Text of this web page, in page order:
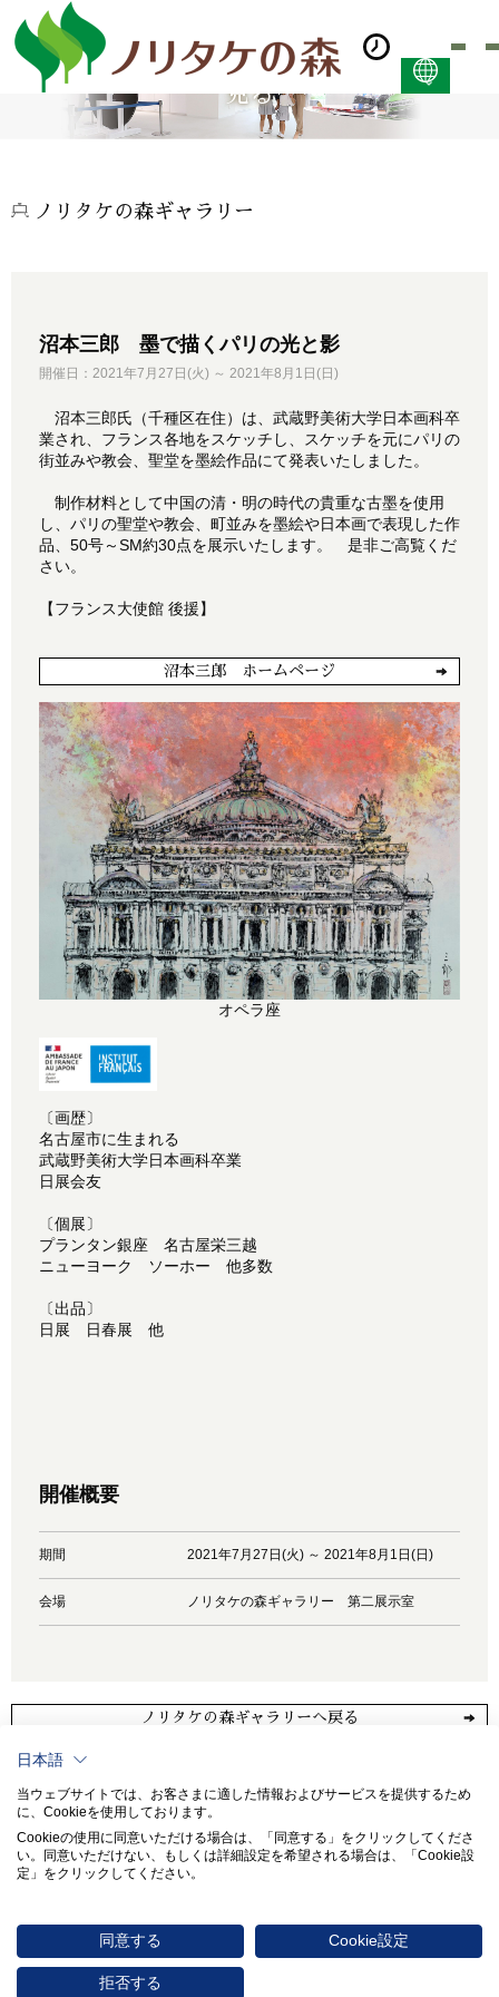
한국어 (PDF:609KB)
見る
ノリタケの森ギャラリー
沼本三郎 墨で描くパリの光と影
開催日：2021年7月27日(火) ～ 2021年8月1日(日)
沼本三郎氏（千種区在住）は、武蔵野美術大学日本画科卒
業され、フランス各地をスケッチし、スケッチを元にパリの
街並みや教会、聖堂を墨絵作品にて発表いたしました。
制作材料として中国の清・明の時代の貴重な古墨を使用
し、パリの聖堂や教会、町並みを墨絵や日本画で表現した作
品、50号～SM約30点を展示いたします。 是非ご高覧くだ
さい。
【フランス大使館 後援】
沼本三郎 ホームページ
オペラ座
〔画歴〕
名古屋市に生まれる
武蔵野美術大学日本画科卒業
日展会友
〔個展〕
プランタン銀座 名古屋栄三越
ニューヨーク ソーホー 他多数
〔出品〕
日展 日春展 他
開催概要
期間 2021年7月27日(火) ～ 2021年8月1日(日)
会場 ノリタケの森ギャラリー 第二展示室
ノリタケの森ギャラリーへ戻る
〒451-8501 愛知県名古屋市西区則武新町3-1-36
0570-017114
日本語
当ウェブサイトでは、お客さまに適した情報およびサービスを提供するため
に、Cookieを使用しております。
Cookieの使用に同意いただける場合は、「同意する」をクリックしてくださ
い。​同意いただけない、もしくは詳細設定を希望される場合は、「Cookie設
定」をクリックしてください。​
同意する Cookie設定
拒否する